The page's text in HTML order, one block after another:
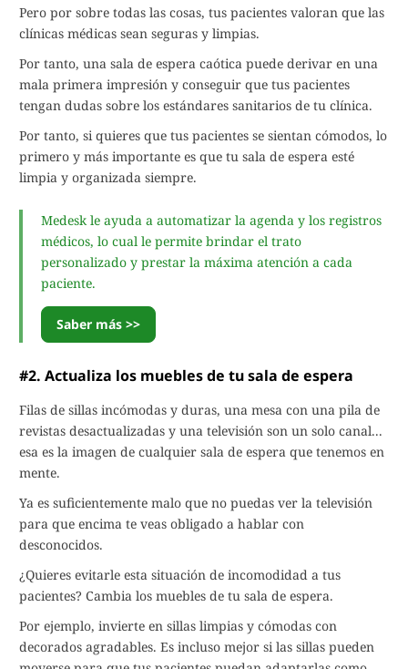
Pero por sobre todas las cosas, tus pacientes valoran que las
clínicas médicas sean seguras y limpias.
Por tanto, una sala de espera caótica puede derivar en una
mala primera impresión y conseguir que tus pacientes
tengan dudas sobre los estándares sanitarios de tu clínica.
Por tanto, si quieres que tus pacientes se sientan cómodos, lo
primero y más importante es que tu sala de espera esté
limpia y organizada siempre.
Medesk le ayuda a automatizar la agenda y los registros
médicos, lo cual le permite brindar el trato
personalizado y prestar la máxima atención a cada
paciente.
Saber más >>
#2. Actualiza los muebles de tu sala de espera
Filas de sillas incómodas y duras, una mesa con una pila de
revistas desactualizadas y una televisión son un solo canal...
esa es la imagen de cualquier sala de espera que tenemos en
mente.
Ya es suficientemente malo que no puedas ver la televisión
para que encima te veas obligado a hablar con
desconocidos.
¿Quieres evitarle esta situación de incomodidad a tus
pacientes? Cambia los muebles de tu sala de espera.
Por ejemplo, invierte en sillas limpias y cómodas con
decorados agradables. Es incluso mejor si las sillas pueden